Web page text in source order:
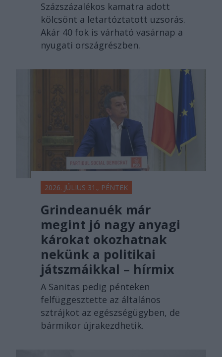
Százszázalékos kamatra adott
kölcsönt a letartóztatott uzsorás.
Akár 40 fok is várható vasárnap a
nyugati országrészben.
2026. JÚLIUS 31., PÉNTEK
Grindeanuék már
megint jó nagy anyagi
károkat okozhatnak
nekünk a politikai
játszmáikkal – hírmix
A Sanitas pedig pénteken
felfüggesztette az általános
sztrájkot az egészségügyben, de
bármikor újrakezdhetik.